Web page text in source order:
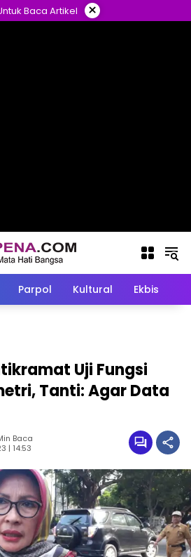
Baca Artikel ×
Parpol Kultural Ekbis
Uji Fungsi
Tanti: Agar Data
Baca
| 14:53